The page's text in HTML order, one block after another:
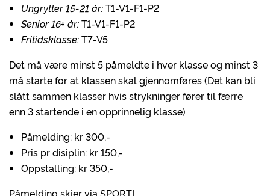
Ungrytter 15-21 år:T1-V1-F1-P2
Senior 16+ år:T1-V1-F1-P2
Fritidsklasse:T7-V5
Det må være minst 5 påmeldte i hver klasse og minst 3
må starte for at klassen skal gjennomføres (Det kan bli
slått sammen klasser hvis strykninger fører til færre
enn 3 startende i en opprinnelig klasse)
Påmelding: kr 300,-
Pris pr disiplin: kr 150,-
Oppstalling: kr 350,-
Påmelding skjer via SPORTI.